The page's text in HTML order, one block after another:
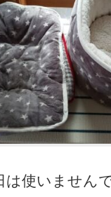
は使いません